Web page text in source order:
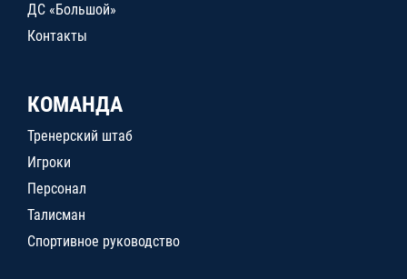
ДС «Большой»
Контакты
КОМАНДА
Тренерский штаб
Игроки
Персонал
Талисман
Спортивное руководство